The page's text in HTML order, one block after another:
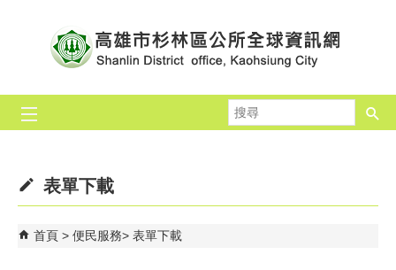
尋
表單下載
首頁 便民服務 表單下載